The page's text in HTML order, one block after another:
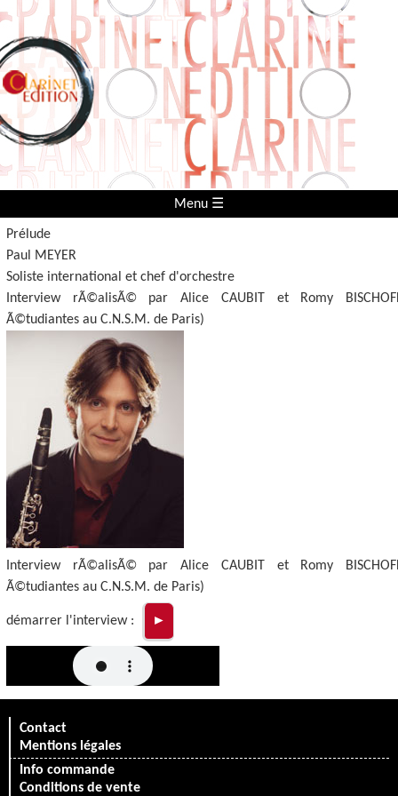
Menu ☰
Prélude
Paul MEYER
Soliste international et chef d'orchestre
Interview rÃ©alisÃ© par Alice CAUBIT et Romy
Ã©tudiantes au C.N.S.M. de Paris)
Interview rÃ©alisÃ© par Alice CAUBIT et Romy
Ã©tudiantes au C.N.S.M. de Paris)
démarrer l'interview : ►
Contact
Mentions légales
Info commande
Conditions de vente